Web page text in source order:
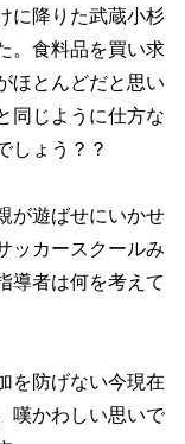
に降りた武蔵小杉
。食料品を買い求
ほとんどだと思い
同じように仕方な
しょう？？
が遊ばせにいかせ
ッカースクールみ
導者は何を考えて
を防げない今現在
嘆かわしい思いで